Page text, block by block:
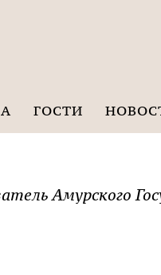
ГОСТИ
Амурского